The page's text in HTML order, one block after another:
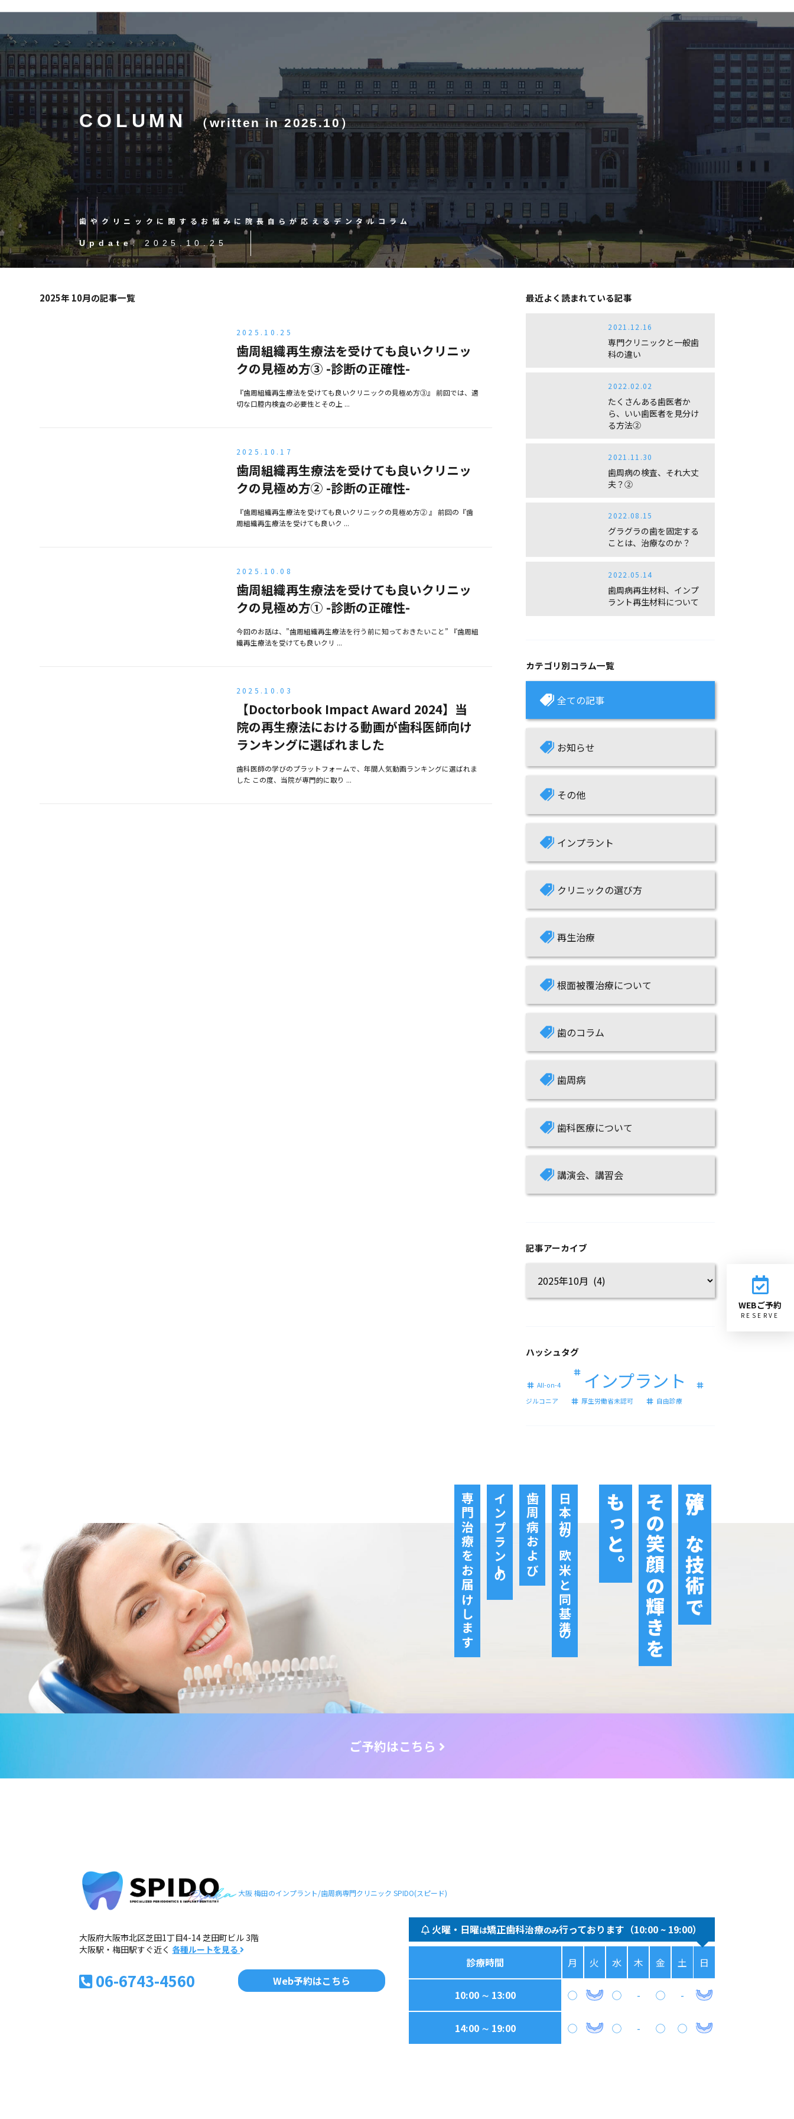
歯周病専門歯科 SPIDO(スピード)
はじめての方へ 歯周病について
精密な歯周病検査 非外科的歯周病治療 歯周組織再生治療 根面被覆治療
インプラント治療 骨造成処置 インプラント周囲疾患治療 歯周メンテナンス
プロフィラキシス(予防処置)
院長紹介 アクセス/概要
お知らせ デンタルコラム 求人情報
06-6743-4560
大阪駅 / 梅田駅から徒歩3分
WEBご予約
RESERVE
COLUMN（written in 2025.10）
歯やクリニックに関するお悩みに院長自らが応えるデンタルコラム
Update: 2025.10.25
2025年 10月の記事一覧
歯周組織再生療法を受けても良いクリニッ
クの見極め方③ -診断の正確性-
切な口腔内検査の必要性とその上 ...
歯周組織再生療法を受けても良いクリニッ
クの見極め方② -診断の正確性-
周組織再生療法を受けても良いク ...
歯周組織再生療法を受けても良いクリニッ
クの見極め方① -診断の正確性-
織再生療法を受けても良いクリ ...
【Doctorbook Impact Award 2024】当
院の再生療法における動画が歯科医師向け
ランキングに選ばれました
した この度、当院が専門的に取り ...
最近よく読まれている記事
科の違い
ら、いい歯医者を見分け
る方法②
夫？②
グラグラの歯を固定する
ことは、治療なのか？
歯周病再生材料、インプ
ラント再生材料について
カテゴリ別コラム一覧
全ての記事
お知らせ
その他
インプラント
クリニックの選び方
再生治療
根面被覆治療について
歯のコラム
歯周病
歯科医療について
講演会、講習会
記事アーカイブ
ハッシュタグ
インプラント
確かな技術で
その笑顔の輝きを
もっと。
日本初の欧米と同基準の
歯周病および
インプラントの
専門治療をお届けします
ご予約はこちら
大阪府大阪市北区芝田1丁目4-14 芝田町ビル 3階
大阪駅・梅田駅すぐ近く 各種ルートを見る
06-6743-4560 Web予約はこちら
火曜・日曜 矯正歯科治療 行っております（10:00 ~ 19:00）
診療時間
10:00 ∼ 13:00
月 火 水 木 金 土 日
◯ ◯ ◯
◯ ◯ ◯ ◯